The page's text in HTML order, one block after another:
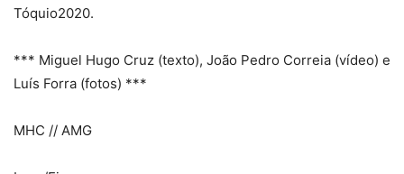
Tóquio2020.
*** Miguel Hugo Cruz (texto), João Pedro Correia (vídeo) e
Luís Forra (fotos) ***
MHC // AMG